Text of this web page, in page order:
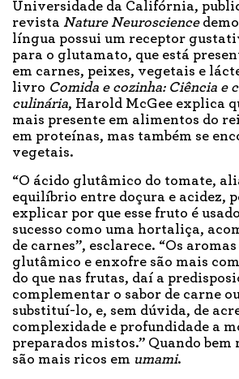
Universidade da Califórnia,
revista Nature Neuroscience
língua possui um receptor
para o glutamato, que está
em carnes, peixes, vegetais e
livro Comida e cozinha: Ciência e
culinária, Harold McGee explica
mais presente em alimentos do
em proteínas, mas também se
vegetais.
“O ácido glutâmico do tomate,
equilíbrio entre doçura e acidez,
explicar por que esse fruto é
sucesso como uma hortaliça,
de carnes”, esclarece. “Os
glutâmico e enxofre são mais
do que nas frutas, daí a
complementar o sabor de carne
substituí-lo, e, sem dúvida, de
complexidade e profundidade a
preparados mistos.” Quando bem
são mais ricos em umami.